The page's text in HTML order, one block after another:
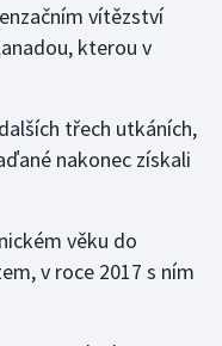
vítězství
kterou v
třech utkáních,
nakonec získali
věku do
v roce 2017 s ním